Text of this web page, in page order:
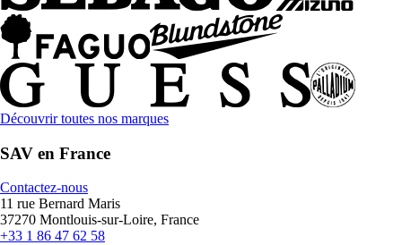
Découvrir toutes nos marques
SAV en France
Contactez-nous
11 rue Bernard Maris
37270 Montlouis-sur-Loire, France
+33 1 86 47 62 58